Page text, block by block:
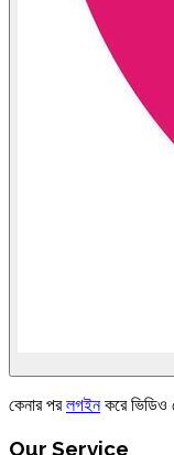
কেনার পরলগইনকরে ভিডিও
Our Service